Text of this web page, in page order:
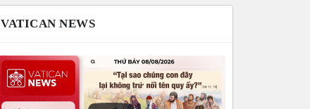
VATICAN NEWS